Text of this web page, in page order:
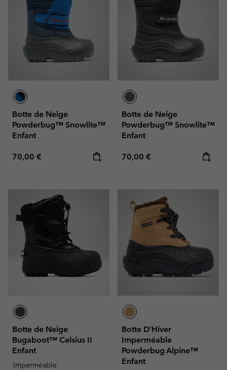
Botte de Neige
Powderbug™ Snowlite™
Enfant
Regular price:
70,00 €
Botte de Neige
Powderbug™ Snowlite™
Enfant
Regular price:
70,00 €
Botte de Neige
Bugaboot™ Celsius II
Enfant
Imperméable
Botte D’Hiver
Imperméable
Powderbug Alpine™
Enfant